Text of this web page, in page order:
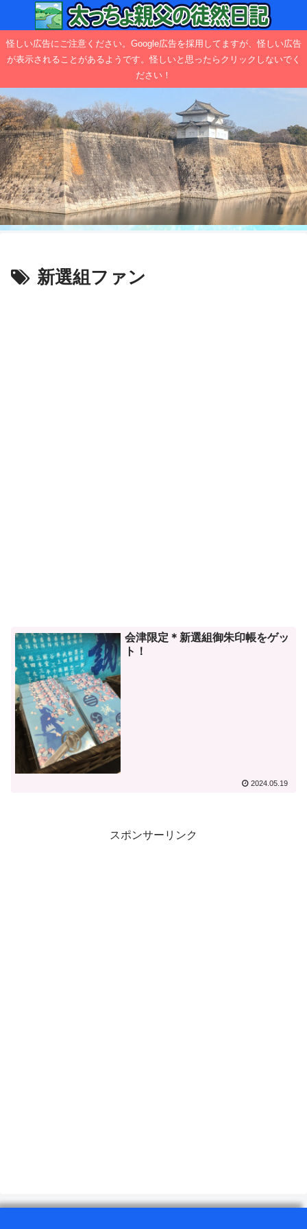
怪しい広告にご注意ください。Google広告を採用してますが、怪しい広告
が表示されることがあるようです。怪しいと思ったらクリックしないでく
ださい！
新選組ファン
会津限定＊新選組御朱印帳をゲッ
ト！
2024.05.19
スポンサーリンク